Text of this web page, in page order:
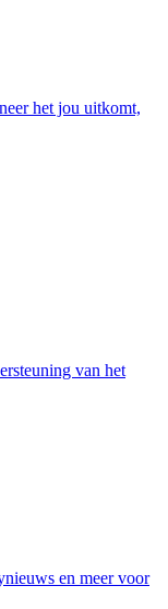
het jou uitkomt,
van het
en meer voor